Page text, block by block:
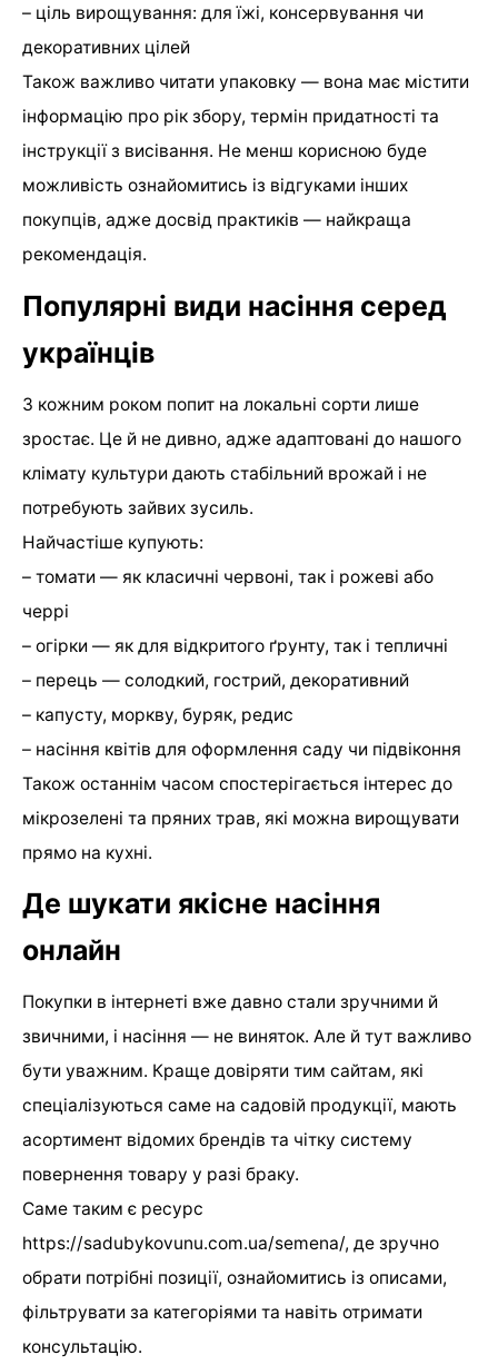
– ціль вирощування: для їжі, консервування чи
декоративних цілей
Також важливо читати упаковку — вона має містити
інформацію про рік збору, термін придатності та
інструкції з висівання. Не менш корисною буде
можливість ознайомитись із відгуками інших
покупців, адже досвід практиків — найкраща
рекомендація.
Популярні види насіння серед
українців
З кожним роком попит на локальні сорти лише
зростає. Це й не дивно, адже адаптовані до нашого
клімату культури дають стабільний врожай і не
потребують зайвих зусиль.
Найчастіше купують:
– томати — як класичні червоні, так і рожеві або
черрі
– огірки — як для відкритого ґрунту, так і тепличні
– перець — солодкий, гострий, декоративний
– капусту, моркву, буряк, редис
– насіння квітів для оформлення саду чи підвіконня
Також останнім часом спостерігається інтерес до
мікрозелені та пряних трав, які можна вирощувати
прямо на кухні.
Де шукати якісне насіння
онлайн
Покупки в інтернеті вже давно стали зручними й
звичними, і насіння — не виняток. Але й тут важливо
бути уважним. Краще довіряти тим сайтам, які
спеціалізуються саме на садовій продукції, мають
асортимент відомих брендів та чітку систему
повернення товару у разі браку.
Саме таким є ресурс
https://sadubykovunu.com.ua/semena/, де зручно
обрати потрібні позиції, ознайомитись із описами,
фільтрувати за категоріями та навіть отримати
консультацію.